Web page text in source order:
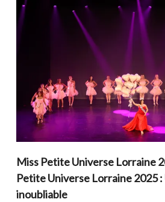
Miss Petite Universe Lorraine
Petite Universe Lorraine 2025 :
inoubliable